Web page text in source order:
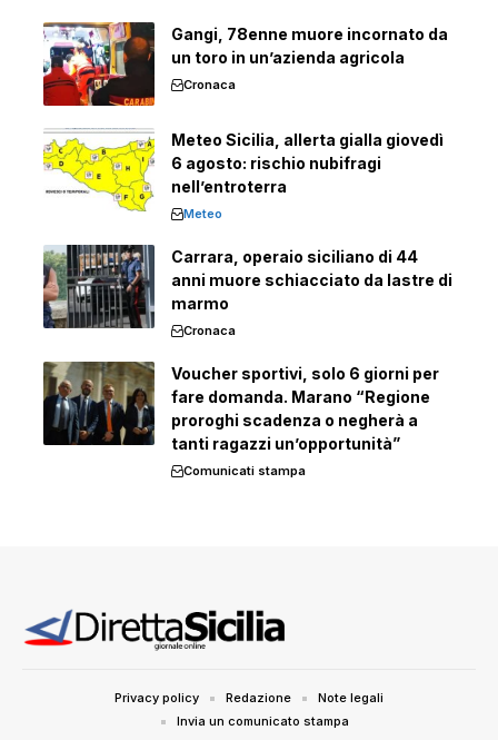
Gangi, 78enne muore incornato da
un toro in un’azienda agricola
Cronaca
Meteo Sicilia, allerta gialla giovedì
6 agosto: rischio nubifragi
nell’entroterra
Meteo
Carrara, operaio siciliano di 44
anni muore schiacciato da lastre di
marmo
Cronaca
Voucher sportivi, solo 6 giorni per
fare domanda. Marano “Regione
proroghi scadenza o negherà a
tanti ragazzi un’opportunità”
Comunicati stampa
Privacy policy Redazione
Note legali
Invia un comunicato stampa